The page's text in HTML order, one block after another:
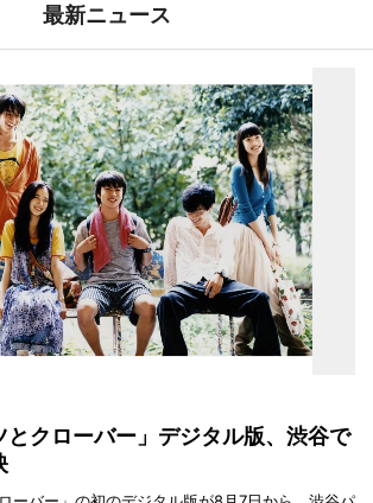
最新ニュース
とクローバー」デジタル版、渋谷で